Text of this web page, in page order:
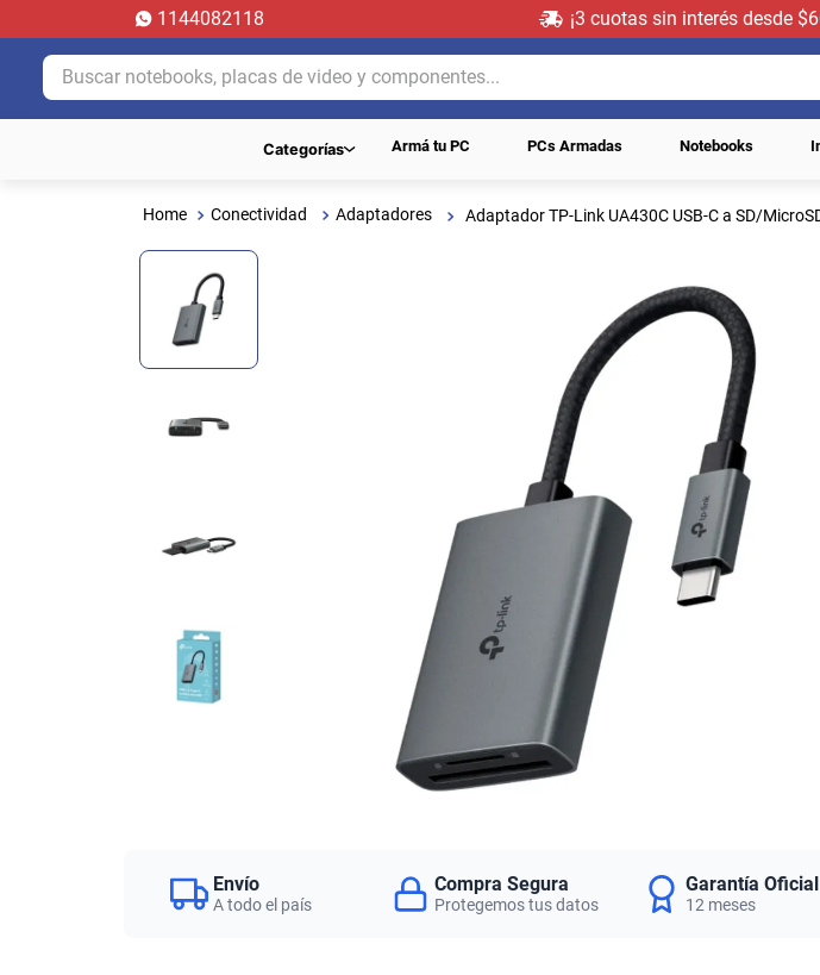
1144082118 ¡3 cuotas sin interés desde
Buscar notebooks, placas de video y componentes...
Categorías Armá tu PC PCs Armadas Notebooks
Conectividad Adaptadores Adaptador TP-Link UA430C USB-C a SD/
Envío
A todo el país
Compra Segura
Protegemos tus datos
Garantía Oficial
12 meses